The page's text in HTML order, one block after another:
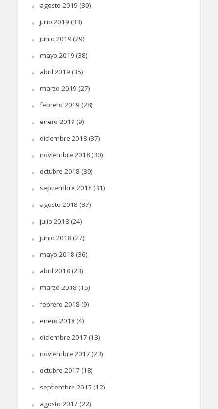
agosto 2019 (39)
julio 2019 (33)
junio 2019 (29)
mayo 2019 (38)
abril 2019 (35)
marzo 2019 (27)
febrero 2019 (28)
enero 2019 (9)
diciembre 2018 (37)
noviembre 2018 (30)
octubre 2018 (39)
septiembre 2018 (31)
agosto 2018 (37)
julio 2018 (24)
junio 2018 (27)
mayo 2018 (36)
abril 2018 (23)
marzo 2018 (15)
febrero 2018 (9)
enero 2018 (4)
diciembre 2017 (13)
noviembre 2017 (23)
octubre 2017 (18)
septiembre 2017 (12)
agosto 2017 (22)